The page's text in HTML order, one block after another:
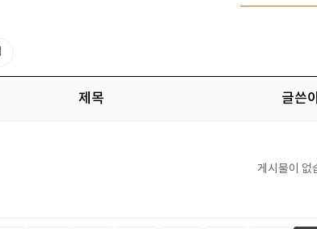
제목 글쓴이
게시물이 없